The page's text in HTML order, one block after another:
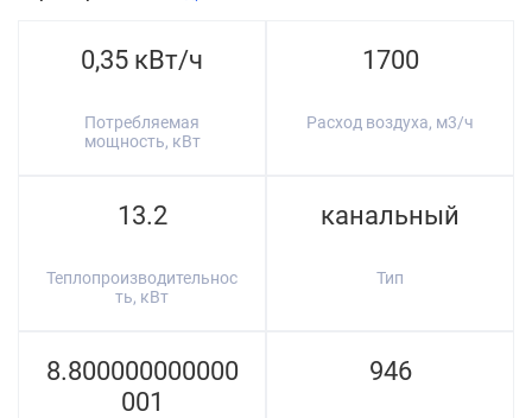
0,35 кВт/ч
Потребляемая
мощность, кВт
1700
Расход воздуха, м3/ч
13.2
Теплопроизводительнос
ть, кВт
канальный
Тип
8.800000000000
001
946